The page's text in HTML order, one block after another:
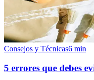
Consejos y Técnicas6 min
5 errores que debes